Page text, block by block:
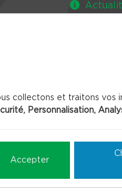
collectons et traitons vos
Personnalisation,
Accepter